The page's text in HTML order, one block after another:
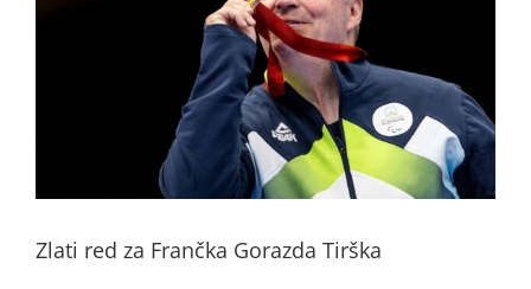
Zlati red za Frančka Gorazda Tirška